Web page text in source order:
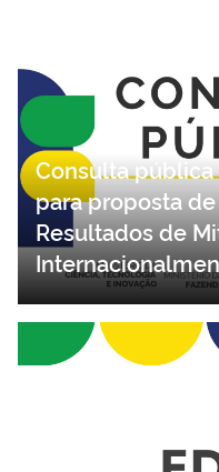
Consulta
para proposta
Resultados de